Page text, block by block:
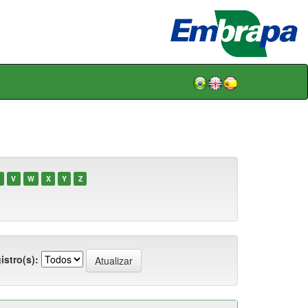
V W X Y Z